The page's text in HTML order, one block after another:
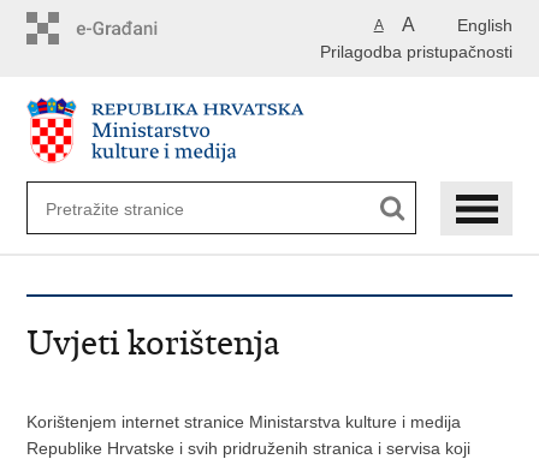
English
A A
Prilagodba pristupačnosti
Uvjeti korištenja
Korištenjem internet stranice Ministarstva kulture i medija
Republike Hrvatske i svih pridruženih stranica i servisa koji